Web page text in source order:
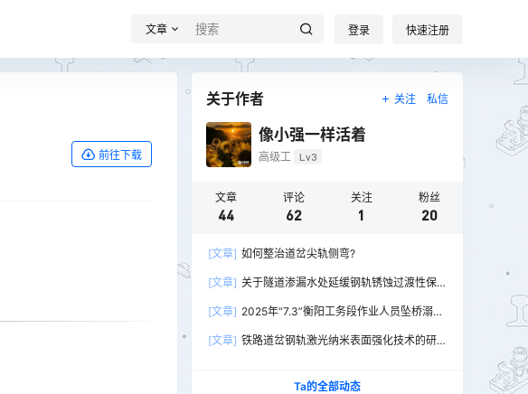
文章 登录 快速注册
前往下载
关于作者 关注 私信
像小强一样活着
高级工 Lv3
文章
44
评论
62
关注
1
粉丝
20
[文章] 如何整治道岔尖轨侧弯?
[文章] 关于隧道渗漏水处延缓钢轨锈蚀过渡性保
[文章] 2025年“7.3”衡阳工务段作业人员坠桥溺水
[文章] 铁路道岔钢轨激光纳米表面强化技术的研
Ta的全部动态